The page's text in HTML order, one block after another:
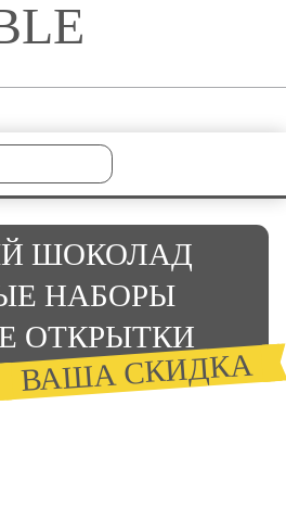
ШОКОЛАД
НАБОРЫ
ОТКРЫТКИ
ВАША СКИДКА